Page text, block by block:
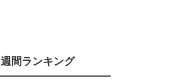
週間ランキング